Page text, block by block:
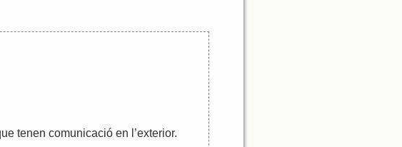
tenen comunicació en ’exterior.